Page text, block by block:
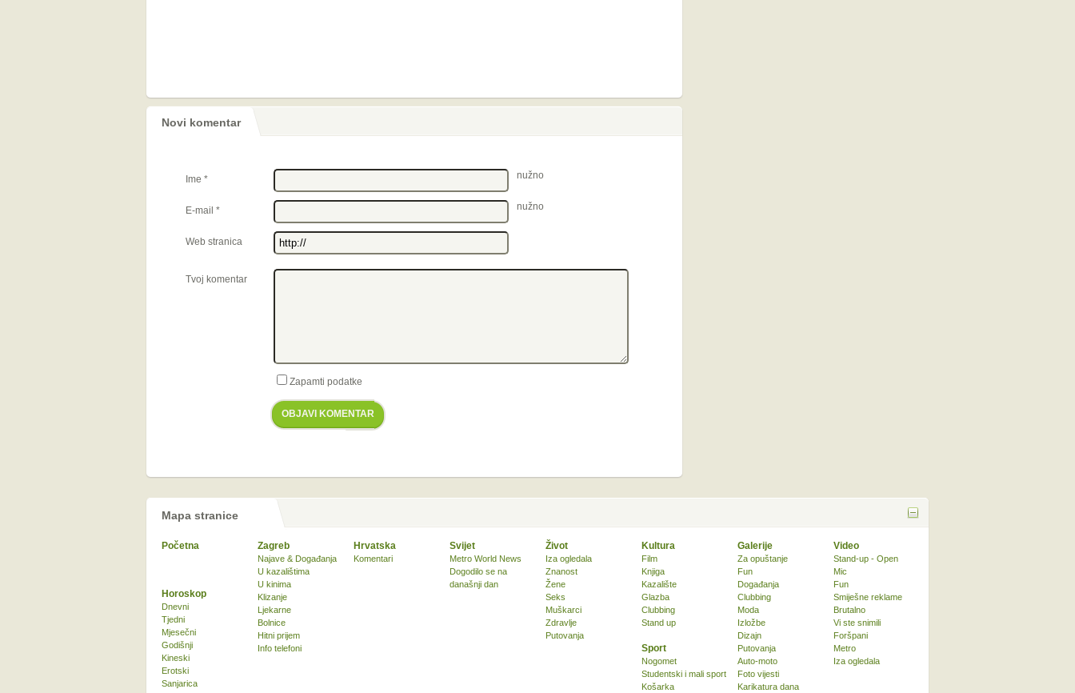
Novi komentar
Ime * nužno
E-mail * nužno
Web stranica
Tvoj komentar
Zapamti podatke
OBJAVI KOMENTAR
Mapa stranice
Početna Zagreb
Najave & Događanja
U kazalištima
U kinima
Klizanje
Ljekarne
Bolnice
Hitni prijem
Info telefoni
Hrvatska
Komentari
Svijet
Metro World News
Dogodilo se na
današnji dan
Život
Iza ogledala
Znanost
Žene
Seks
Muškarci
Zdravlje
Putovanja
Kultura
Film
Knjiga
Kazalište
Glazba
Clubbing
Stand up
Sport
Nogomet
Studentski i mali sport
Košarka
Horoskop
Dnevni
Tjedni
Mjesečni
Godišnji
Kineski
Erotski
Sanjarica
Galerije
Za opuštanje
Fun
Događanja
Clubbing
Moda
Izložbe
Dizajn
Putovanja
Auto-moto
Foto vijesti
Karikatura dana
Video
Stand-up - Open
Mic
Fun
Smiješne reklame
Brutalno
Vi ste snimili
Foršpani
Metro
Iza ogledala